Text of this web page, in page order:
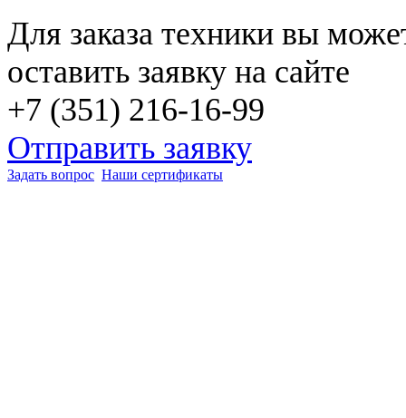
Для заказа техники вы
оставить заявку на сайте
+7 (351) 216-16-99
Отправить заявку
Задать вопрос Наши сертификаты